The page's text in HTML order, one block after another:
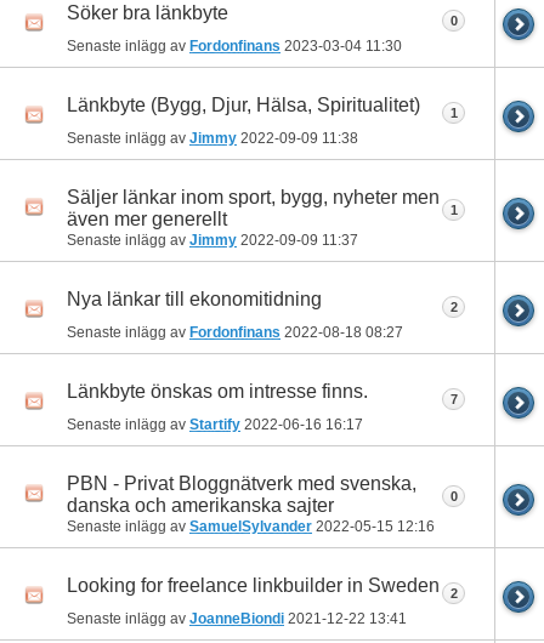
Söker bra länkbyte
Senaste inlägg av Fordonfinans 2023-03-04 11:30
0
Länkbyte (Bygg, Djur, Hälsa, Spiritualitet)
Senaste inlägg av Jimmy 2022-09-09 11:38
1
Säljer länkar inom sport, bygg, nyheter men
även mer generellt
Senaste inlägg av Jimmy 2022-09-09 11:37
1
Nya länkar till ekonomitidning
Senaste inlägg av Fordonfinans 2022-08-18 08:27
2
Länkbyte önskas om intresse finns.
Senaste inlägg av Startify 2022-06-16 16:17
7
PBN - Privat Bloggnätverk med svenska,
danska och amerikanska sajter
Senaste inlägg av SamuelSylvander 2022-05-15 12:16
0
Looking for freelance linkbuilder in Sweden
Senaste inlägg av JoanneBiondi 2021-12-22 13:41
2